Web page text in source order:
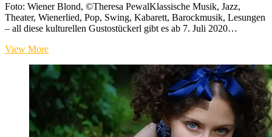
Foto: Wiener Blond, ©Theresa PewalKlassische Musik, Jazz,
Theater, Wienerlied, Pop, Swing, Kabarett, Barockmusik, Lesungen
– all diese kulturellen Gustostückerl gibt es ab 7. Juli 2020…
View MoreSommer
im
Garten